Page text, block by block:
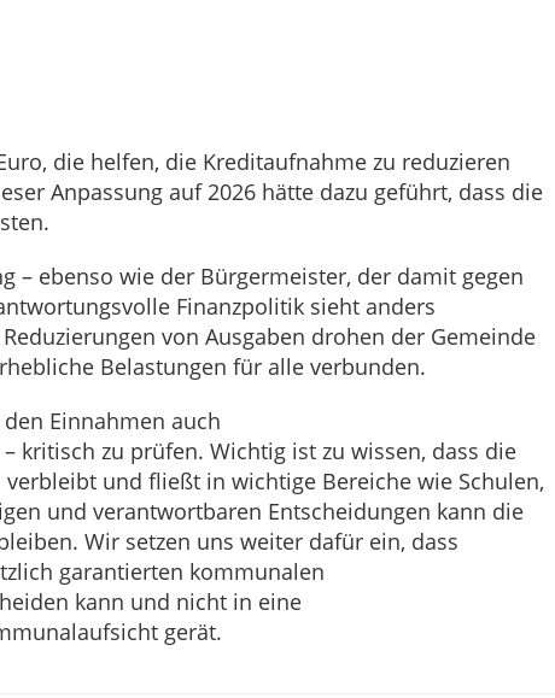
die helfen, die Kreditaufnahme zu reduzieren
Anpassung auf 2026 hätte dazu geführt, dass die
– ebenso wie der Bürgermeister, der damit gegen
Finanzpolitik sieht anders
von Ausgaben drohen der Gemeinde
Belastungen für alle verbunden.
Einnahmen auch
kritisch zu prüfen. Wichtig ist zu wissen, dass die
und fließt in wichtige Bereiche wie Schulen,
und verantwortbaren Entscheidungen kann die
Wir setzen uns weiter dafür ein, dass
garantierten kommunalen
kann und nicht in eine
gerät.